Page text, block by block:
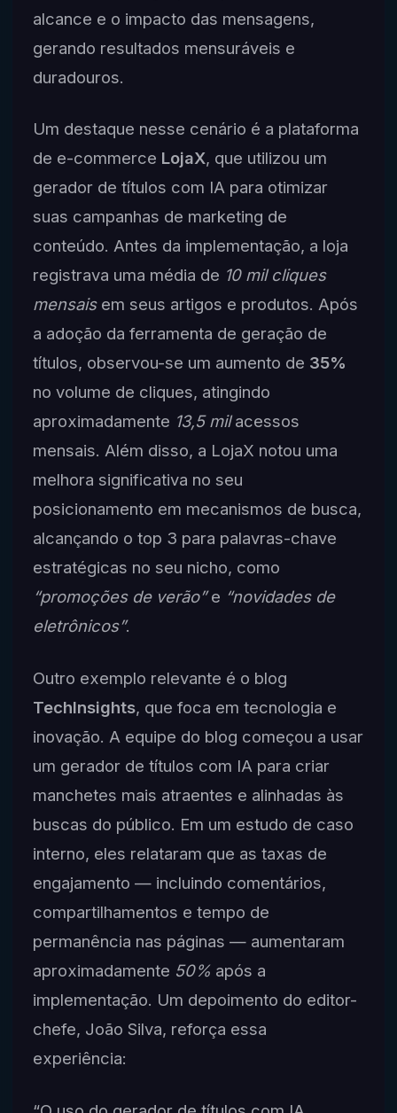
alcance e o impacto das mensagens,
gerando resultados mensuráveis e
duradouros.
Um destaque nesse cenário é a plataforma
de e-commerce LojaX, que utilizou um
gerador de títulos com IA para otimizar
suas campanhas de marketing de
conteúdo. Antes da implementação, a loja
registrava uma média de 10 mil cliques
mensaisem seus artigos e produtos. Após
a adoção da ferramenta de geração de
títulos, observou-se um aumento de 35%
no volume de cliques, atingindo
aproximadamente 13,5 milacessos
mensais. Além disso, a LojaX notou uma
melhora significativa no seu
posicionamento em mecanismos de busca,
alcançando o top 3 para palavras-chave
estratégicas no seu nicho, como
“promoções de verão”e “novidades de
eletrônicos”.
Outro exemplo relevante é o blog
TechInsights, que foca em tecnologia e
inovação. A equipe do blog começou a usar
um gerador de títulos com IA para criar
manchetes mais atraentes e alinhadas às
buscas do público. Em um estudo de caso
interno, eles relataram que as taxas de
engajamento — incluindo comentários,
compartilhamentos e tempo de
permanência nas páginas — aumentaram
aproximadamente 50%após a
implementação. Um depoimento do editor-
chefe, João Silva, reforça essa
experiência: